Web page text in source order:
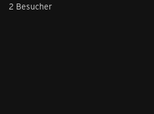
2 Besucher